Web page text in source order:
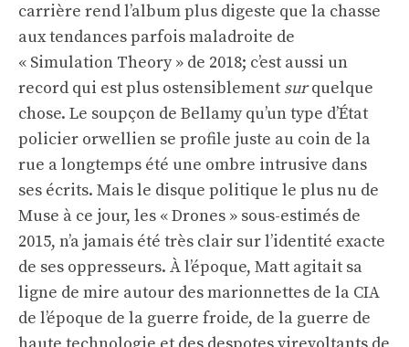
carrière rend l’album plus digeste que la chasse
aux tendances parfois maladroite de
« Simulation Theory » de 2018; c’est aussi un
record qui est plus ostensiblement surquelque
chose. Le soupçon de Bellamy qu’un type d’État
policier orwellien se profile juste au coin de la
rue a longtemps été une ombre intrusive dans
ses écrits. Mais le disque politique le plus nu de
Muse à ce jour, les « Drones » sous-estimés de
2015, n’a jamais été très clair sur l’identité exacte
de ses oppresseurs. À l’époque, Matt agitait sa
ligne de mire autour des marionnettes de la CIA
de l’époque de la guerre froide, de la guerre de